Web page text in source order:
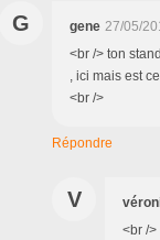
G gene 27/05/
<br /> ton
, ici mais est
<br />
Répondre
V
<br /